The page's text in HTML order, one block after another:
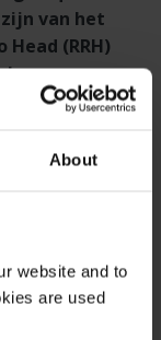
About
website and to
are used
van het
(RRH)
hoe en waarom